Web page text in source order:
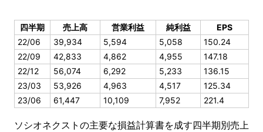
四半期 売上高 営業利益 純利益
EPS
22/06
39,934 5,594 5,058
150.24
22/09
42,833 4,862 4,955
147.18
22/12
56,074 6,292 5,233
136.15
23/03
53,926 4,963 4,517
125.34
23/06
61,447 10,109 7,952 221.4
ソシオネクストの主要な損益計算書を成す四半期別売上